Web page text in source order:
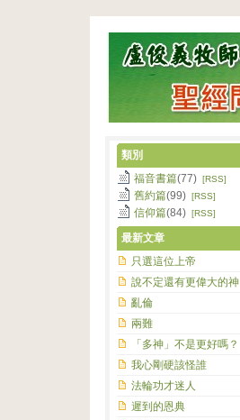
類別
福音書篇(77) [RSS]
舊約篇(99) [RSS]
信仰篇(84) [RSS]
最新文章
只選這位上帝
說不定還有更偉大的神
亂倫
兩難
「多神」不是更好嗎？
我心剛硬該怪誰
法輪功才迷人
遲到的恩典